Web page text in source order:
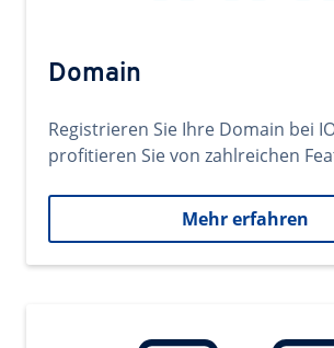
Domain
Registrieren Sie Ihre Domain bei
profitieren Sie von zahlreichen
Mehr erfahren